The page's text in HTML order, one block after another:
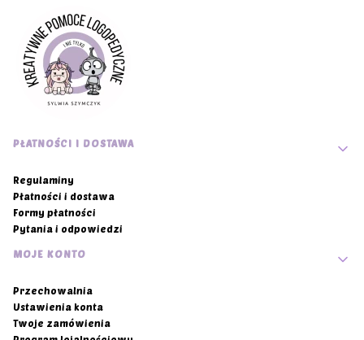
Linki w stopce
PŁATNOŚCI I DOSTAWA
Regulaminy
Płatności i dostawa
Formy płatności
Pytania i odpowiedzi
MOJE KONTO
Przechowalnia
Ustawienia konta
Twoje zamówienia